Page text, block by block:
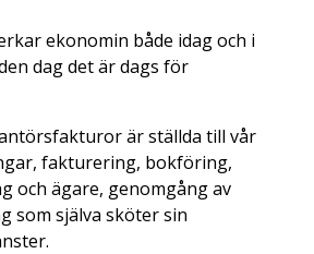
ekonomin både idag och i
dag det är dags för
är ställda till vår
fakturering, bokföring,
och ägare, genomgång av
som själva sköter sin